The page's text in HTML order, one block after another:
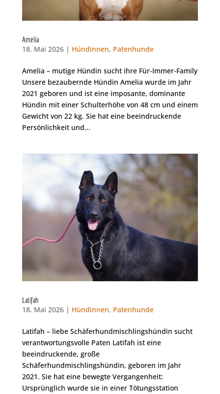
Amelia
18. Mai 2026 | Hündinnen, Patenhunde
Amelia – mutige Hündin sucht ihre Für-Immer-Family
Unsere bezaubernde Hündin Amelia wurde im Jahr
2021 geboren und ist eine imposante, dominante
Hündin mit einer Schulterhöhe von 48 cm und einem
Gewicht von 22 kg. Sie hat eine beeindruckende
Persönlichkeit und...
Latifah
18. Mai 2026 | Hündinnen, Patenhunde
Latifah – liebe Schäferhundmischlingshündin sucht
verantwortungsvolle Paten Latifah ist eine
beeindruckende, große
Schäferhundmischlingshündin, geboren im Jahr
2021. Sie hat eine bewegte Vergangenheit:
Ursprünglich wurde sie in einer Tötungsstation